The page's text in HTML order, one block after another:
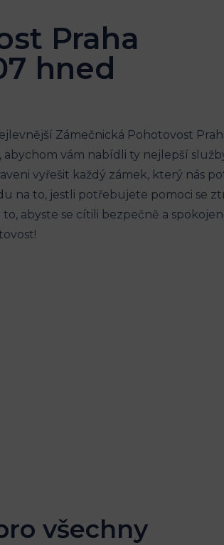
Praha
hned
Zámečnická Pohotovost
abychom vám nabídli ty nejlepší
vyřešit každý zámek, který nás
na to, jestli potřebujete pomoci se
to, abyste se cítili bezpečně a
všechny